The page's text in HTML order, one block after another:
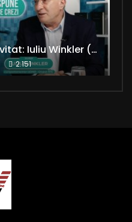
SPUNE CE CREZI | Invitat: Iuliu Winkler (europarlamentar UDMR – Grupul PPE)
2.151